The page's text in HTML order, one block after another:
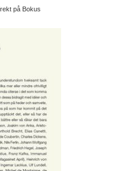
på Bokus